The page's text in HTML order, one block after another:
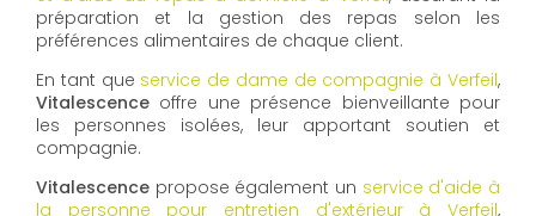
préparation et la gestion des repas selon les
préférences alimentaires de chaque client.
En tant que service de dame de compagnie à Verfeil,
Vitalescence offre une présence bienveillante pour
les personnes isolées, leur apportant soutien et
compagnie.
Vitalescence propose également un service d'aide à
la personne pour entretien d'extérieur à Verfeil,